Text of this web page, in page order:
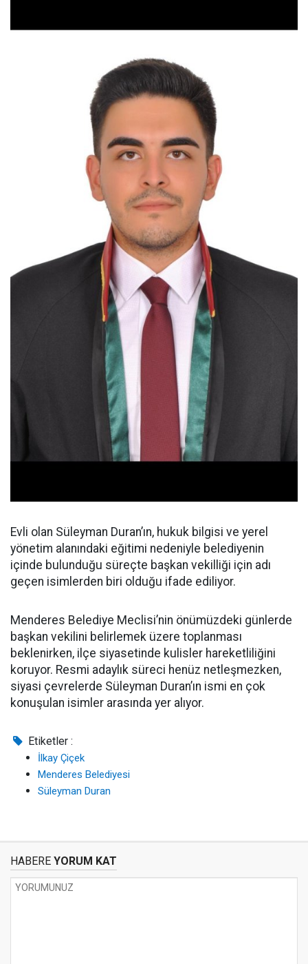
Evli olan Süleyman Duran’ın, hukuk bilgisi ve yerel
yönetim alanındaki eğitimi nedeniyle belediyenin
içinde bulunduğu süreçte başkan vekilliği için adı
geçen isimlerden biri olduğu ifade ediliyor.
Menderes Belediye Meclisi’nin önümüzdeki günlerde
başkan vekilini belirlemek üzere toplanması
beklenirken, ilçe siyasetinde kulisler hareketliliğini
koruyor. Resmi adaylık süreci henüz netleşmezken,
siyasi çevrelerde Süleyman Duran’ın ismi en çok
konuşulan isimler arasında yer alıyor.
Etiketler :
İlkay Çiçek
Menderes Belediyesi
Süleyman Duran
HABERE YORUM KAT